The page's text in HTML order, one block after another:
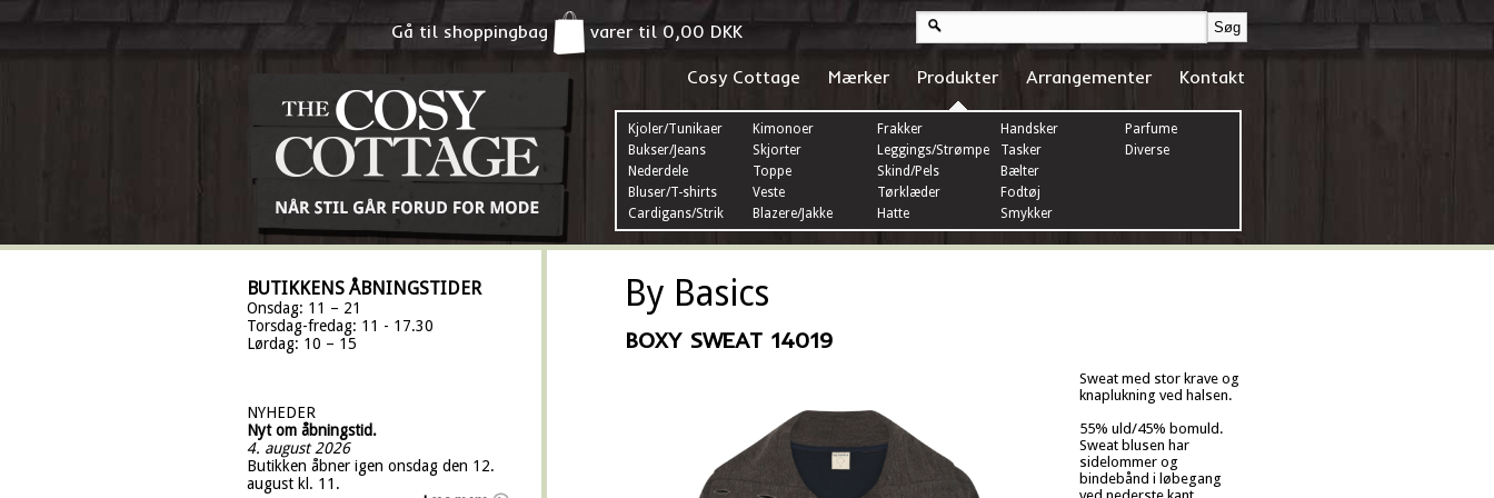
Gå til shoppingbag varer til0,00 DKK
Cosy Cottage Mærker Produkter
Kjoler/Tunikaer
Bukser/Jeans
Nederdele
Bluser/T-shirts
Cardigans/Strik
Kimonoer
Skjorter
Toppe
Veste
Blazere/Jakke
Frakker
Leggings/Strømper
Skind/Pels
Tørklæder
Hatte
Handsker
Tasker
Bælter
Fodtøj
Smykker
Parfume
Diverse
Arrangementer Kontakt
BUTIKKENS ÅBNINGSTIDER
Onsdag: 11 – 21
Torsdag-fredag: 11 - 17.30
Lørdag: 10 – 15
NYHEDER
Nyt om åbningstid.
4. august 2026
Butikken åbner igen onsdag den 12.
august kl. 11.
By Basics
BOXY SWEAT 14019
Sweat med stor krave og
knaplukning ved halsen.
55% uld/45% bomuld.
Sweat blusen har
sidelommer og
bindebånd i løbegang